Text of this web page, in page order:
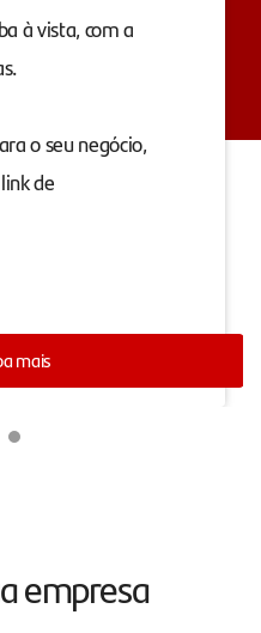
à vista, com a
o seu negócio,
de
mais
empresa